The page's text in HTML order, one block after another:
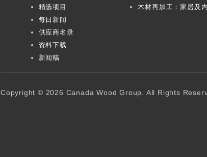
精选项目
每日新闻
供应商名录
资料下载
新闻稿
木材再加工：家居及
Copyright © 2026 Canada Wood Group. All Rights